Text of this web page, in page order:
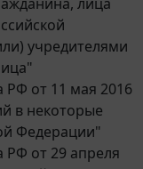
учредителями
от 11 мая 2016
в некоторые
Федерации"
от 29 апреля
в